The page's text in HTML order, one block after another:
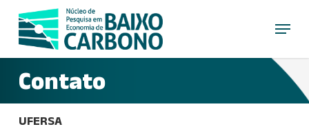
main
Menu
Contato
UFERSA